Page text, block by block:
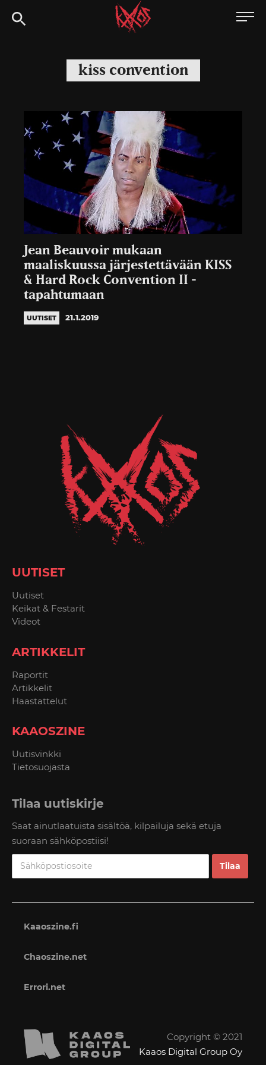
Siirry
suoraan
Kaaoszine
kiss convention
Jean Beauvoir mukaan
maaliskuussa järjestettävään KISS
& Hard Rock Convention II -
tapahtumaan
UUTISET 21.1.2019
UUTISET
Uutiset
Keikat & Festarit
Videot
ARTIKKELIT
Raportit
Artikkelit
Haastattelut
KAAOSZINE
Uutisvinkki
Tietosuojasta
Tilaa uutiskirje
Saat ainutlaatuista sisältöä, kilpailuja sekä etuja
suoraan sähköpostiisi!
Kaaoszine.fi
Chaoszine.net
Errori.net
Copyright © 2021
Kaaos Digital Group Oy